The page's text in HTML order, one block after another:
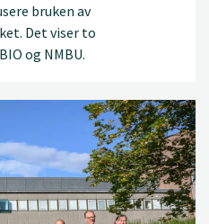
bruken av
Det viser to
og NMBU.